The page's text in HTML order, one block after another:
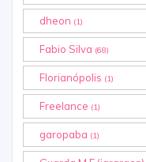
dheon (1)
Fabio Silva (68)
Florianópolis (1)
Freelance (1)
garopaba (1)